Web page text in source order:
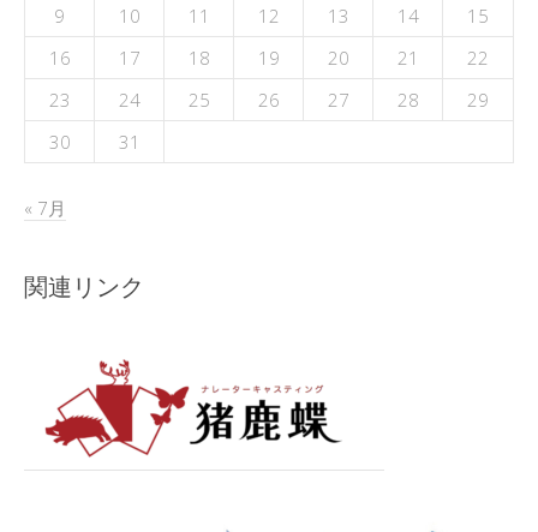
9
10 11 12 13 14
15
16
17 18 19 20 21
22
23
24 25 26 27 28
29
30
31
« 7月
関連リンク